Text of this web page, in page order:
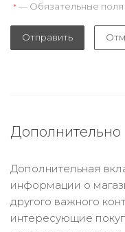
* — Обязательные поля
Отправить
Дополнительно
Дополнительная
информации о
другого важного
интересующие